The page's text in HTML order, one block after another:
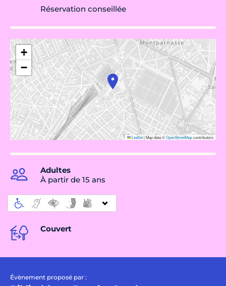
Réservation conseillée
+
−
Leaflet|Map data ©OpenStreetMapcontributors
Adultes
À partir de 15 ans
Couvert
Évènement proposé par :